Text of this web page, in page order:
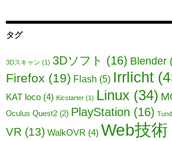
ョ
タグ
3Dスキャン (1) 3Dソフト (16) Blender
Firefox (19) Flash (5) Irrlicht
KAT loco (4) Kicstarter (1) Linux (34)
Oculus Quest2 (2) PlayStation (16)
VR (13) WalkOVR (4) Web技術